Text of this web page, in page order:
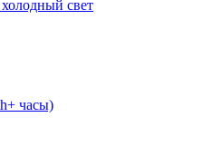
свет
часы)